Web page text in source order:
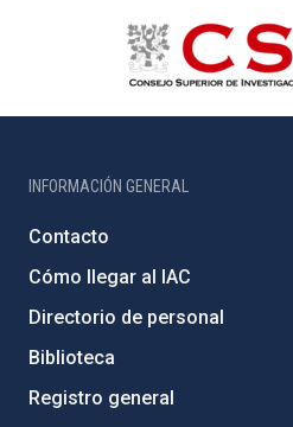
INFORMACIÓN GENERAL
Contacto
Cómo llegar al IAC
Directorio de personal
Biblioteca
Registro general